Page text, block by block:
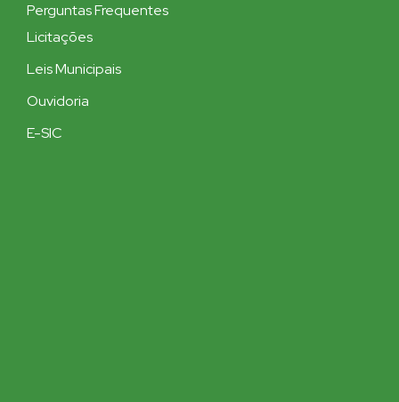
Perguntas Frequentes
Licitações
Leis Municipais
Ouvidoria
E-SIC